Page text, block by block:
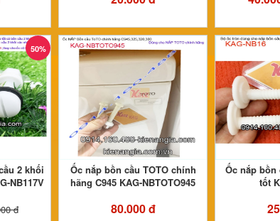
50%
2 khối
NB117V
đ
Ốc nắp bồn cầu TOTO chính
hãng C945 KAG-NBTOTO945
80.000 đ
Ốc nắp bồn
tốt